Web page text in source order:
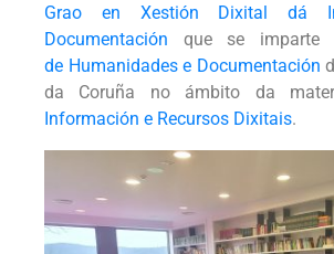
Grao en Xestión Dixital dá
Documentación que se imparte
de Humanidades e Documentación
da Coruña no ámbito da
Información e Recursos Dixitais.